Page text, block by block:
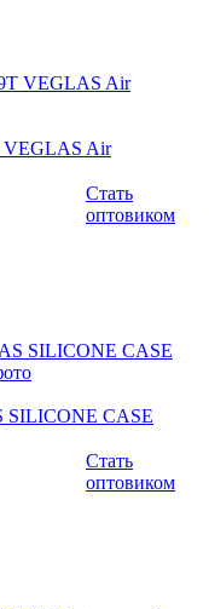
VEGLAS Air
Стать
оптовиком
SILICONE CASE
Стать
оптовиком